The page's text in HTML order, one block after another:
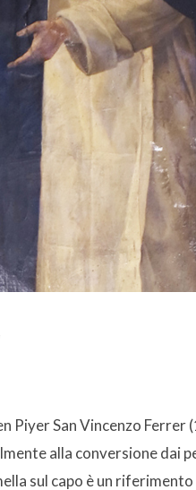
Piyer San Vincenzo
alla conversione dai
sul capo è un